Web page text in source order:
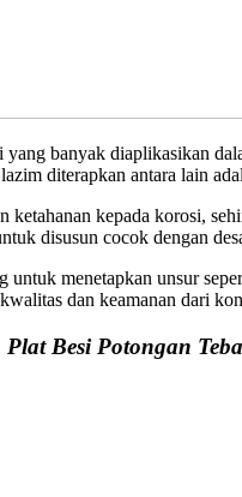
yang banyak diaplikasikan
diterapkan antara lain
kepada korosi,
disusun cocok dengan
menetapkan unsur
dan keamanan dari
Besi Potongan